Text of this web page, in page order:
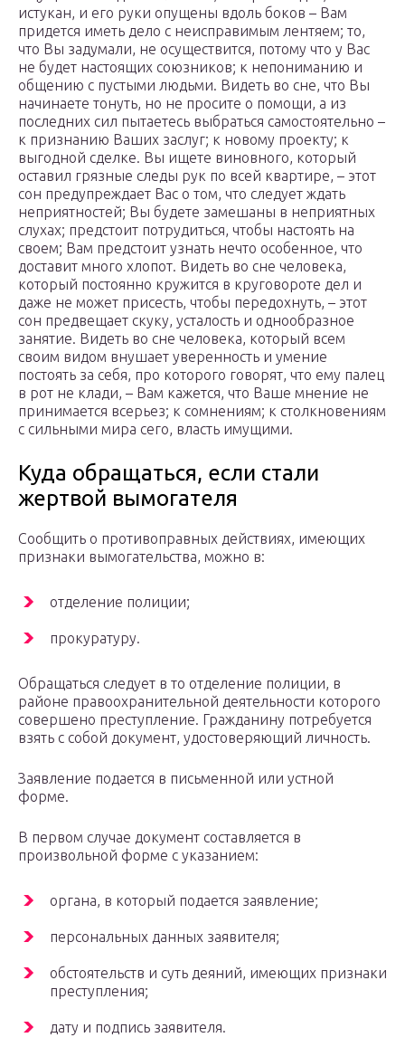
истукан, и его руки опущены вдоль боков – Вам
придется иметь дело с неисправимым лентяем; то,
что Вы задумали, не осуществится, потому что у Вас
не будет настоящих союзников; к непониманию и
общению с пустыми людьми. Видеть во сне, что Вы
начинаете тонуть, но не просите о помощи, а из
последних сил пытаетесь выбраться самостоятельно –
к признанию Ваших заслуг; к новому проекту; к
выгодной сделке. Вы ищете виновного, который
оставил грязные следы рук по всей квартире, – этот
сон предупреждает Вас о том, что следует ждать
неприятностей; Вы будете замешаны в неприятных
слухах; предстоит потрудиться, чтобы настоять на
своем; Вам предстоит узнать нечто особенное, что
доставит много хлопот. Видеть во сне человека,
который постоянно кружится в круговороте дел и
даже не может присесть, чтобы передохнуть, – этот
сон предвещает скуку, усталость и однообразное
занятие. Видеть во сне человека, который всем
своим видом внушает уверенность и умение
постоять за себя, про которого говорят, что ему палец
в рот не клади, – Вам кажется, что Ваше мнение не
принимается всерьез; к сомнениям; к столкновениям
с сильными мира сего, власть имущими.
Куда обращаться, если стали
жертвой вымогателя
Сообщить о противоправных действиях, имеющих
признаки вымогательства, можно в:
отделение полиции;
прокуратуру.
Обращаться следует в то отделение полиции, в
районе правоохранительной деятельности которого
совершено преступление. Гражданину потребуется
взять с собой документ, удостоверяющий личность.
Заявление подается в письменной или устной
форме.
В первом случае документ составляется в
произвольной форме с указанием:
органа, в который подается заявление;
персональных данных заявителя;
обстоятельств и суть деяний, имеющих признаки
преступления;
дату и подпись заявителя.